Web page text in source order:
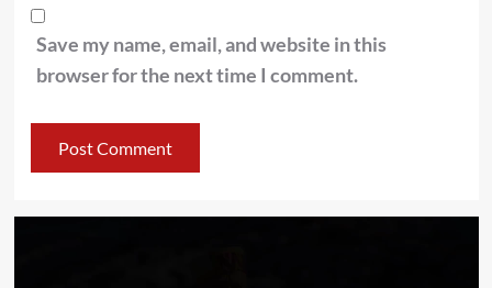
Save my name, email, and website in this
browser for the next time I comment.